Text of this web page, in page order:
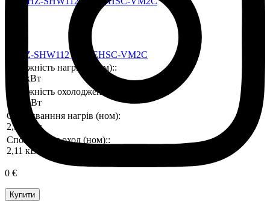
PUHZ-SHW112YAA/EHSC-VM2C
Потужність нагріву (ном)::
11,2 кВт
Потужність охолодження (ном)::
10,0 кВт
Споживанння нагрів (ном):
2,51 кВт
Споживання охол (ном)::
2,11 кВт
0 €
Купити